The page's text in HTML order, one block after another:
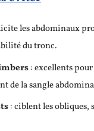
les abdominaux
du tronc.
: excellents
de la sangle
: ciblent les obliques,